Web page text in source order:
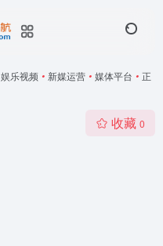
娱乐视频 • 新媒运营 • 媒体平台 • 正
收藏 0